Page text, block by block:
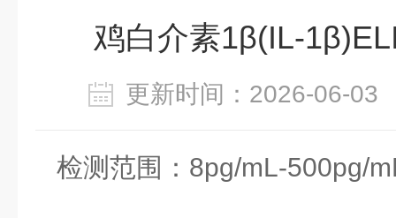
鸡白介素1β(IL-
更新时间：2026-06-
检测范围：8pg/mL-500pg/